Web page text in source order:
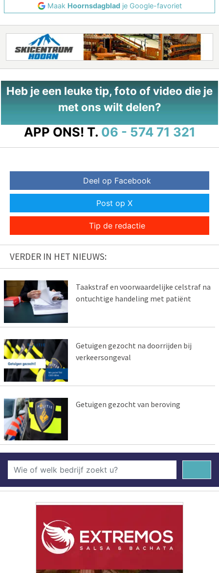
Maak Hoornsdagbladje Google-favoriet
Heb je een leuke tip, foto of video die je
met ons wilt delen?
APP ONS! T. 06 - 574 71 321
Deel op Facebook
Post op X
Tip de redactie
VERDER IN HET NIEUWS:
Taakstraf en voorwaardelijke celstraf na
ontuchtige handeling met patiënt
Getuigen gezocht na doorrijden bij
verkeersongeval
Getuigen gezocht van beroving